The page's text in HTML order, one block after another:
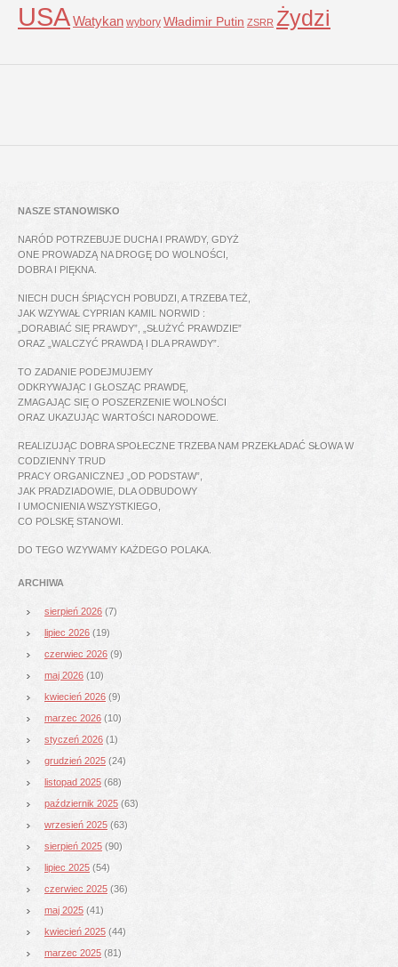
USAWatykan wybory Władimir Putin ZSRR Żydzi
NASZE STANOWISKO
NARÓD POTRZEBUJE DUCHA I PRAWDY, GDYŻ
ONE PROWADZĄ NA DROGĘ DO WOLNOŚCI,
DOBRA I PIĘKNA.
NIECH DUCH ŚPIĄCYCH POBUDZI, A TRZEBA TEŻ,
JAK WZYWAŁ CYPRIAN KAMIL NORWID :
„DORABIAĆ SIĘ PRAWDY”, „SŁUŻYĆ PRAWDZIE”
ORAZ „WALCZYĆ PRAWDĄ I DLA PRAWDY”.
TO ZADANIE PODEJMUJEMY
ODKRYWAJĄC I GŁOSZĄC PRAWDĘ,
ZMAGAJĄC SIĘ O POSZERZENIE WOLNOŚCI
ORAZ UKAZUJĄC WARTOŚCI NARODOWE.
REALIZUJĄC DOBRA SPOŁECZNE TRZEBA NAM PRZEKŁADAĆ SŁOWA W
CODZIENNY TRUD
PRACY ORGANICZNEJ „OD PODSTAW”,
JAK PRADZIADOWIE, DLA ODBUDOWY
I UMOCNIENIA WSZYSTKIEGO,
CO POLSKĘ STANOWI.
DO TEGO WZYWAMY KAŻDEGO POLAKA.
ARCHIWA
sierpień 2026 (7)
lipiec 2026 (19)
czerwiec 2026 (9)
maj 2026 (10)
kwiecień 2026 (9)
marzec 2026 (10)
styczeń 2026 (1)
grudzień 2025 (24)
listopad 2025 (68)
październik 2025 (63)
wrzesień 2025 (63)
sierpień 2025 (90)
lipiec 2025 (54)
czerwiec 2025 (36)
maj 2025 (41)
kwiecień 2025 (44)
marzec 2025 (81)